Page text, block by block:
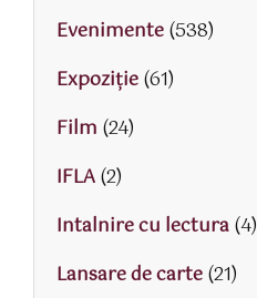
Evenimente(538)
Expoziție(61)
Film (24)
IFLA(2)
Intalnire cu lectura(4)
Lansare de carte(21)